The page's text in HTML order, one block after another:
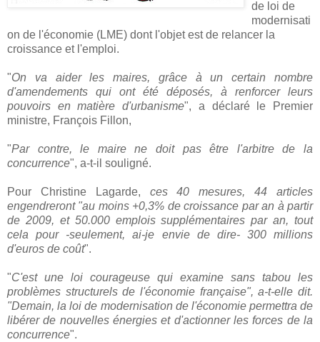
de loi de
modernisati
on de l'économie (LME) dont l'objet est de relancer la
croissance et l'emploi.
"On va aider les maires, grâce à un certain nombre
d'amendements qui ont été déposés, à renforcer leurs
pouvoirs en matière d'urbanisme", a déclaré le Premier
ministre, François Fillon,
"Par contre, le maire ne doit pas être l'arbitre de la
concurrence", a-t-il souligné.
Pour Christine Lagarde, ces 40 mesures, 44 articles
engendreront "au moins +0,3% de croissance par an à partir
de 2009, et 50.000 emplois supplémentaires par an, tout
cela pour -seulement, ai-je envie de dire- 300 millions
d'euros de coût".
"C'est une loi courageuse qui examine sans tabou les
problèmes structurels de l'économie française", a-t-elle dit.
"Demain, la loi de modernisation de l'économie permettra de
libérer de nouvelles énergies et d'actionner les forces de la
concurrence".